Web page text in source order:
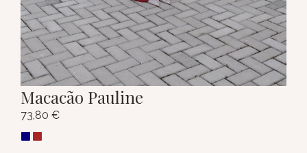
Macacão Pauline
73,80 €